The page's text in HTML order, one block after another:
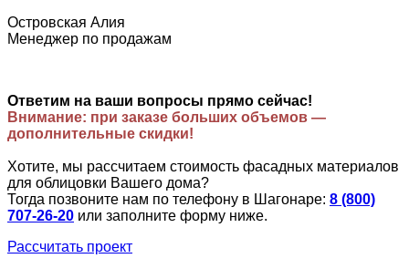
Островская Алия
Менеджер по продажам
Ответим на ваши вопросы прямо сейчас!
Внимание: при заказе больших объемов —
дополнительные скидки!
Хотите, мы рассчитаем стоимость фасадных материалов
для облицовки Вашего дома?
Тогда позвоните нам по телефону в Шагонаре: 8 (800)
707-26-20 или заполните форму ниже.
Рассчитать проект